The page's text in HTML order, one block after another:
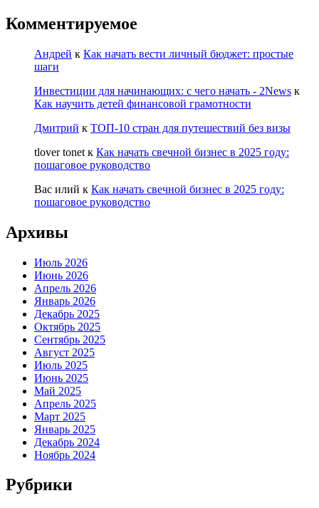
Комментируемое
Андрей к Как начать вести личный бюджет: простые
шаги
Инвестиции для начинающих: с чего начать - 2News к
Как научить детей финансовой грамотности
Дмитрий к ТОП-10 стран для путешествий без визы
tlover tonet к Как начать свечной бизнес в 2025 году:
пошаговое руководство
Вас илий к Как начать свечной бизнес в 2025 году:
пошаговое руководство
Архивы
Июль 2026
Июнь 2026
Апрель 2026
Январь 2026
Декабрь 2025
Октябрь 2025
Сентябрь 2025
Август 2025
Июль 2025
Июнь 2025
Май 2025
Апрель 2025
Март 2025
Январь 2025
Декабрь 2024
Ноябрь 2024
Рубрики